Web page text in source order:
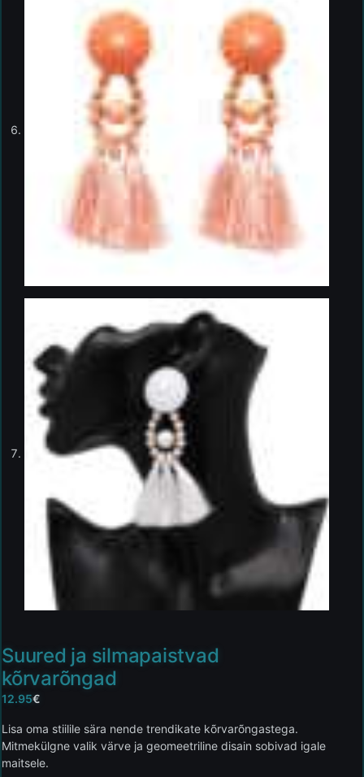
Suured ja silmapaistvad
kõrvarõngad
12.95€
Lisa oma stiilile sära nende trendikate kõrvarõngastega.
Mitmekülgne valik värve ja geomeetriline disain sobivad igale
maitsele.